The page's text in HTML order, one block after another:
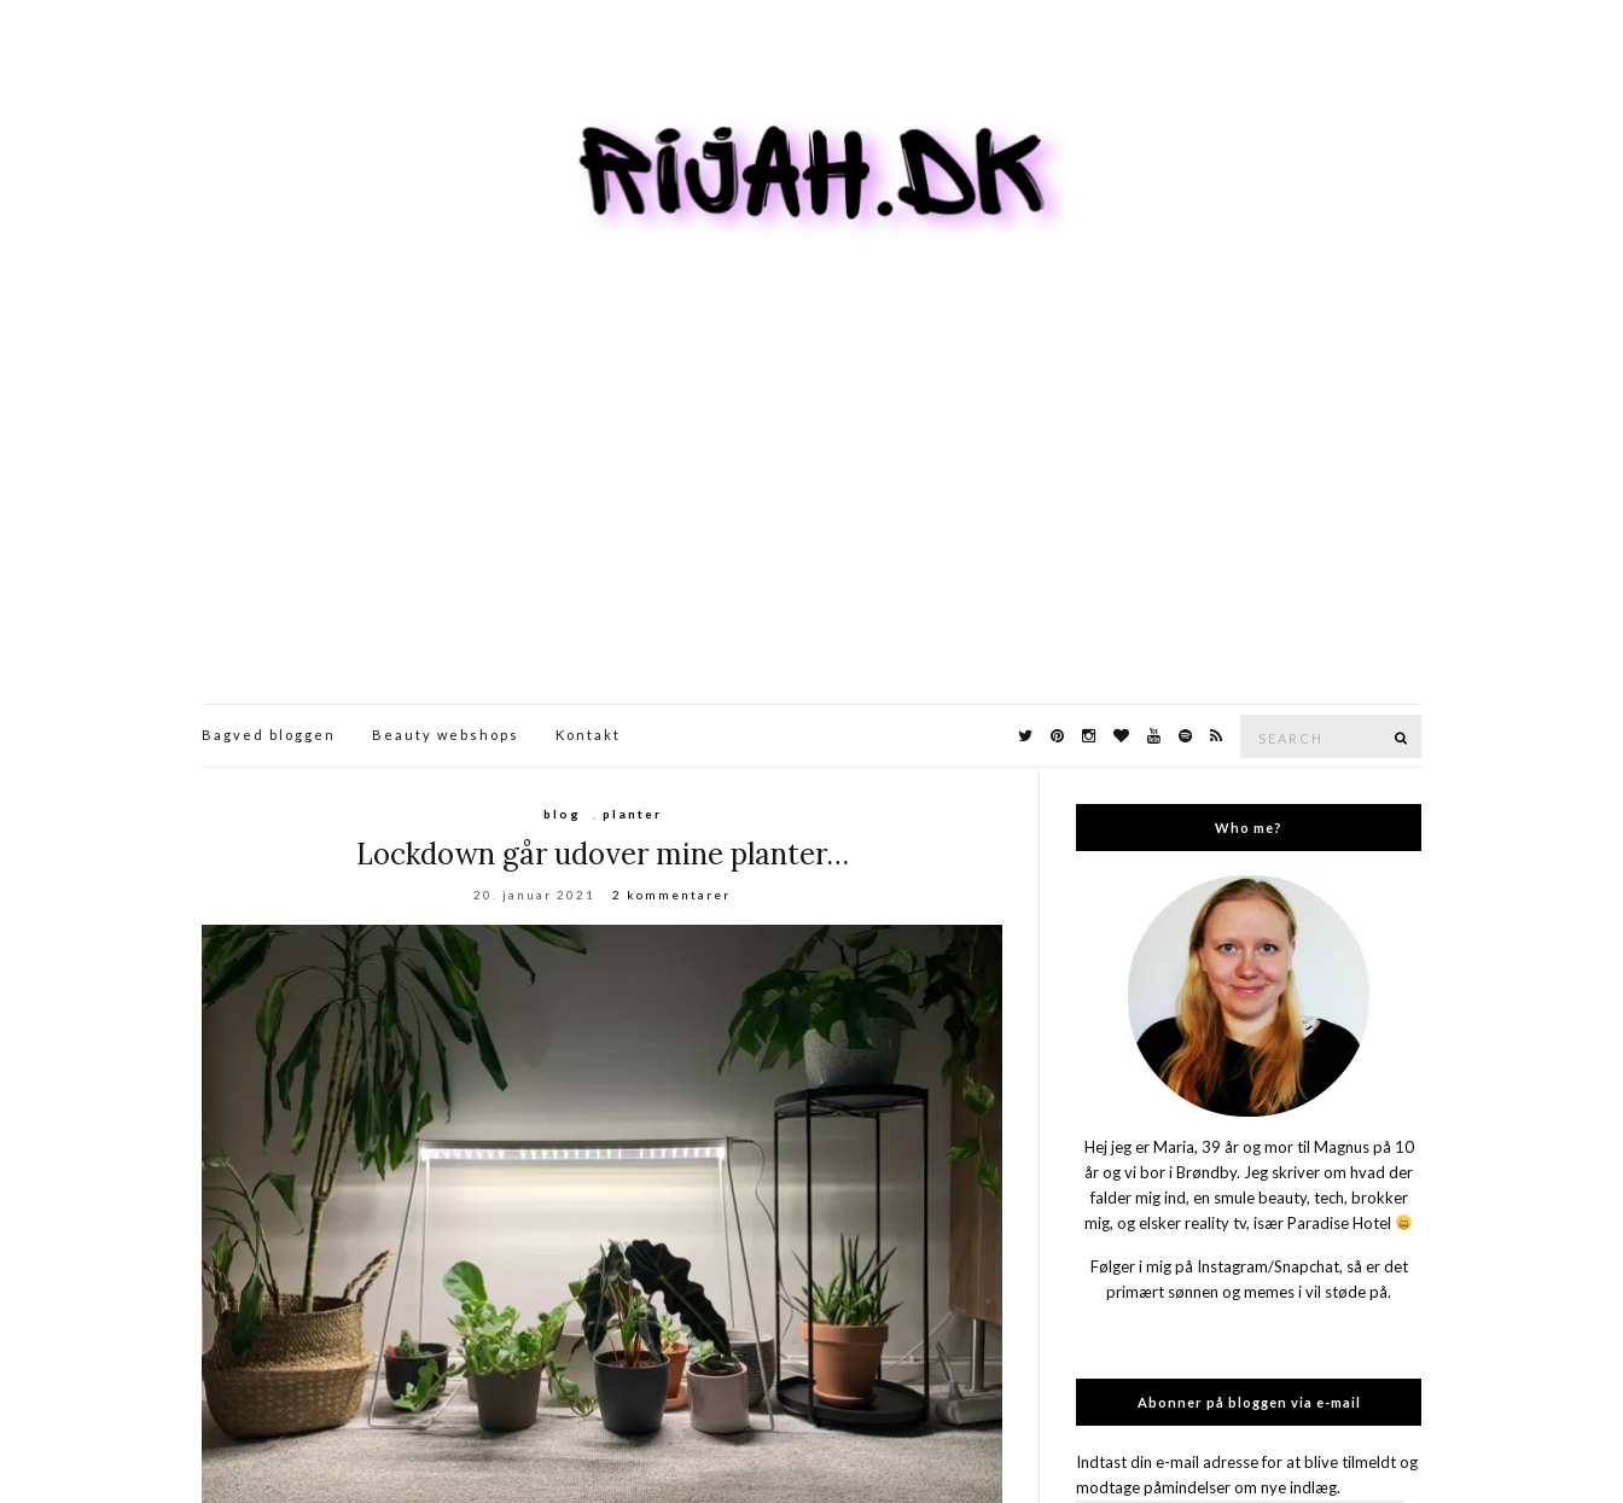
Bagved bloggen Beauty webshops Kontakt
blog planter
Lockdown går udover mine planter…
20. januar 2021 2 kommentarer
Who me?
Hej jeg er Maria, 39 år og mor til Magnus på 10
år og vi bor i Brøndby. Jeg skriver om hvad der
falder mig ind, en smule beauty, tech, brokker
mig, og elsker reality tv, især Paradise Hotel
Følger i mig på Instagram/Snapchat, så er det
primært sønnen og memes i vil støde på.
Abonner på bloggen via e-mail
Indtast din e-mail adresse for at blive tilmeldt og
modtage påmindelser om nye indlæg.